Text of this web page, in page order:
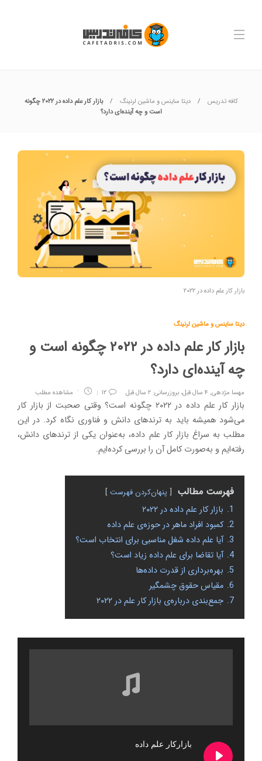
کافه تدریس دیتا ساینس و ماشین لرنینگ
بازار کار علم داده در ۲۰۲۲ چگونه
است و چه آینده‌ای دارد؟
بازار کار علم داده در ۲۰۲۲
دیتا ساینس و ماشین لرنینگ
بازار کار علم داده در ۲۰۲۲ چگونه است و
چه آینده‌ای دارد؟
مهسا مژدهی, ۴ سال قبل، بروزرسانی: ۲ سال قبل ۱۲ مشاهده مطلب
بازار کار علم داده در ۲۰۲۲ چگونه است؟ وقتی صحبت از بازار کار
می‌شود همیشه باید به ترندهای دانش و فناوری نگاه کرد. در این
مطلب به سراغ بازار کار علم داده، به‌عنوان یکی از ترندهای دانش،
رفته‌ایم و به‌صورت کامل آن را بررسی کرده‌ایم.
فهرست مطالب پنهان‌کردن فهرست
1. بازار کار علم داده در ۲۰۲۲
2. کمبود افراد ماهر در حوزه‌ی علم داده
3. آیا علم داده شغل مناسبی برای انتخاب است؟
4. آیا تقاضا برای علم داده زیاد است؟
5. بهره‌برداری از قدرت داده‌ها
6. مقیاس حقوق چشمگیر
7. جمع‌بندی درباره‌ی بازار کار علم در ۲۰۲۲
بازارکار علم داده